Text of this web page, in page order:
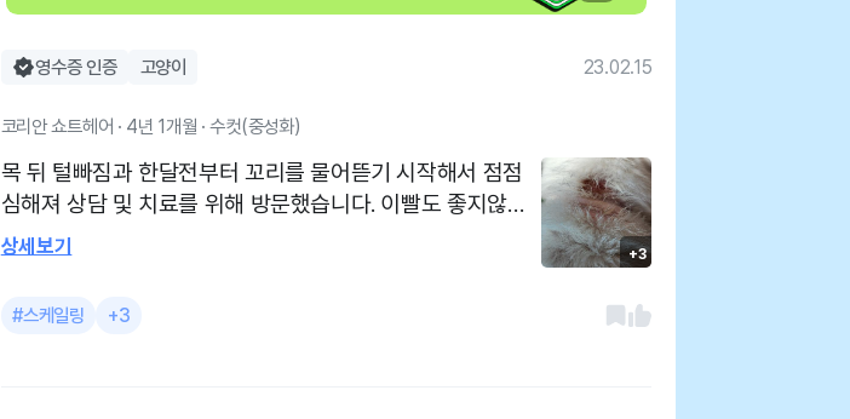
영수증 인증 고양이 23.02.15
코리안 쇼트헤어 · 4년 1개월 · 수컷(중성화)
목 뒤 털빠짐과 한달전부터 꼬리를 물어뜯기 시작해서 점점
심해져 상담 및 치료를 위해 방문했습니다. 이빨도 좋지않아
스케일링 및 발치 상담을 했습니다. 심리적 요인으로 꼬리를
요하고 일부 발치도 해야할수도 있어서 2주 지켜본뒤 다시 판
상세보기 +3
#스케일링 +3